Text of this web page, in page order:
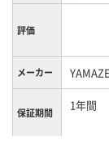
評価
メーカー
保証期間 1年間